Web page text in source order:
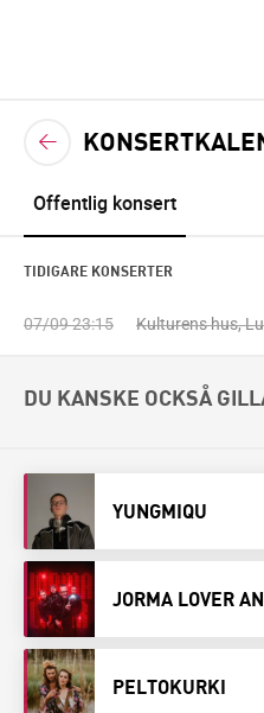
<TILLBAKA TILL
Offentlig konsert
TIDIGARE KONSERTER
07/09 23:15 Kulturens hus,
DU KANSKE OCKSÅ
YUNGMIQU
JORMA LOVER
PELTOKURKI